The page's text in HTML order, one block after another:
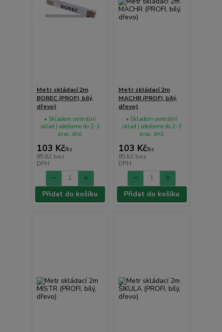
Metr skládací 2m
BOREC (PROFI, bílý,
dřevo)
103 Kč/ks
85 Kč bez
DPH
• Skladem centrální
sklad | odešleme do 2-3
prac. dnů
Přidat do košíku
Metr skládací 2m
MACHR (PROFI, bílý,
dřevo)
103 Kč/ks
85 Kč bez
DPH
• Skladem centrální
sklad | odešleme do 2-3
prac. dnů
Přidat do košíku